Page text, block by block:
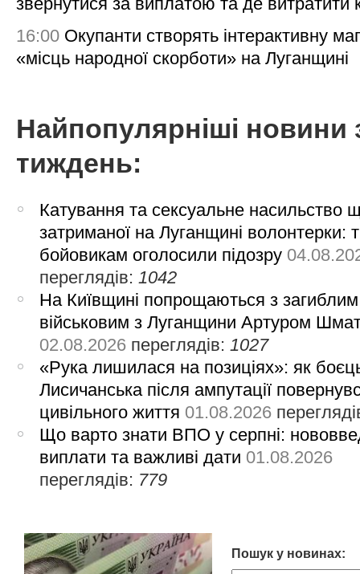
16:00 Окупанти створять інтерактивну
«місць народної скорботи» на Луганщині
Найпопулярніші новини
тиждень:
Катування та сексуальне насильство
затриманої на Луганщині волонтерки:
бойовикам оголосили підозру
переглядів: 1042
На Київщині попрощаються з загиблим
військовим з Луганщини Артуром
02.08.2026 переглядів: 1027
«Рука лишилася на позиціях»: як
Лисичанська після ампутації
цивільного життя 01.08.2026
Що варто знати ВПО у серпні:
виплати та важливі дати 01.08.2026
переглядів: 779
Пошук у новинах: